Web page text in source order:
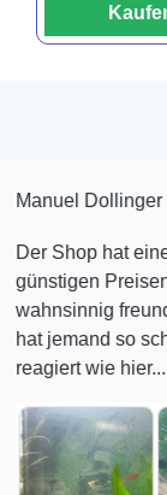
eine riesige
Preisen. Der
freundlich und
so schnell und
hier...